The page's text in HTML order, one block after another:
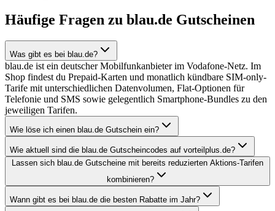
Häufige Fragen zu blau.de Gutscheinen
Was gibt es bei blau.de?
blau.de ist ein deutscher Mobilfunkanbieter im Vodafone-Netz. Im
Shop findest du Prepaid-Karten und monatlich kündbare SIM-only-
Tarife mit unterschiedlichen Datenvolumen, Flat-Optionen für
Telefonie und SMS sowie gelegentlich Smartphone-Bundles zu den
jeweiligen Tarifen.
Wie löse ich einen blau.de Gutschein ein?
Wie aktuell sind die blau.de Gutscheincodes auf vorteilplus.de?
Lassen sich blau.de Gutscheine mit bereits reduzierten Aktions-Tarifen
kombinieren?
Wann gibt es bei blau.de die besten Rabatte im Jahr?